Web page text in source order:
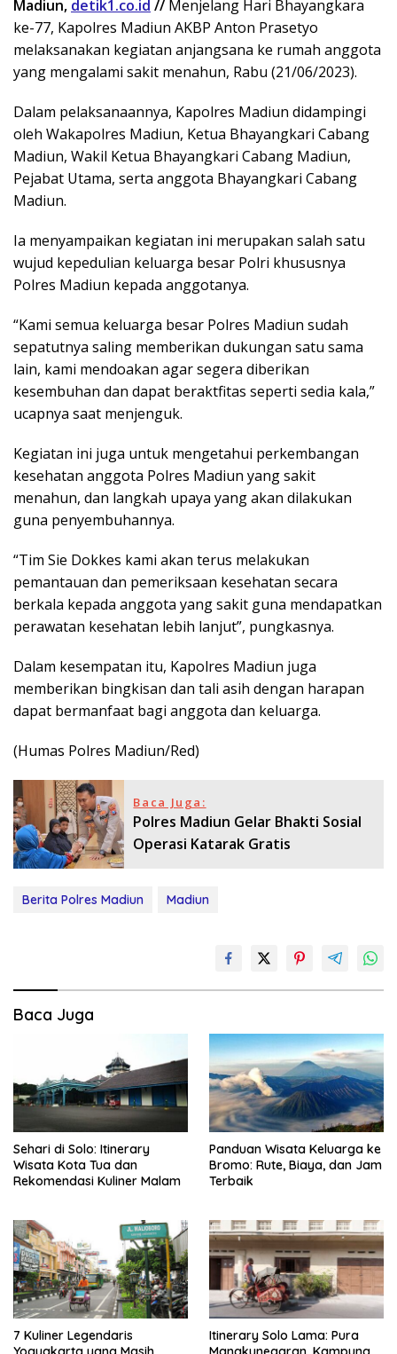
Madiun, detik1.co.id // Menjelang Hari Bhayangkara
ke-77, Kapolres Madiun AKBP Anton Prasetyo
melaksanakan kegiatan anjangsana ke rumah anggota
yang mengalami sakit menahun, Rabu (21/06/2023).
Dalam pelaksanaannya, Kapolres Madiun didampingi
oleh Wakapolres Madiun, Ketua Bhayangkari Cabang
Madiun, Wakil Ketua Bhayangkari Cabang Madiun,
Pejabat Utama, serta anggota Bhayangkari Cabang
Madiun.
Ia menyampaikan kegiatan ini merupakan salah satu
wujud kepedulian keluarga besar Polri khususnya
Polres Madiun kepada anggotanya.
“Kami semua keluarga besar Polres Madiun sudah
sepatutnya saling memberikan dukungan satu sama
lain, kami mendoakan agar segera diberikan
kesembuhan dan dapat beraktfitas seperti sedia kala,”
ucapnya saat menjenguk.
Kegiatan ini juga untuk mengetahui perkembangan
kesehatan anggota Polres Madiun yang sakit
menahun, dan langkah upaya yang akan dilakukan
guna penyembuhannya.
“Tim Sie Dokkes kami akan terus melakukan
pemantauan dan pemeriksaan kesehatan secara
berkala kepada anggota yang sakit guna mendapatkan
perawatan kesehatan lebih lanjut”, pungkasnya.
Dalam kesempatan itu, Kapolres Madiun juga
memberikan bingkisan dan tali asih dengan harapan
dapat bermanfaat bagi anggota dan keluarga.
(Humas Polres Madiun/Red)
Baca Juga:
Polres Madiun Gelar Bhakti Sosial
Operasi Katarak Gratis
Berita Polres Madiun Madiun
Baca Juga
Sehari di Solo: Itinerary
Wisata Kota Tua dan
Rekomendasi Kuliner Malam
Panduan Wisata Keluarga ke
Bromo: Rute, Biaya, dan Jam
Terbaik
7 Kuliner Legendaris
Itinerary Solo Lama: Pura